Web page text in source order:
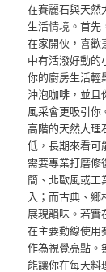
在賽麗石與天然
生活情境。首先
在家開伙，喜歡
中有活潑好動的
你的廚房生活輕
沖泡咖啡，並且
風采會更吸引你
高階的天然大理
低，長期來看可
需要專業打磨修
簡、北歐風或工
入；而古典、
展現韻味。若實
在主要動線使用
作為視覺亮點。
能讓你在每天料